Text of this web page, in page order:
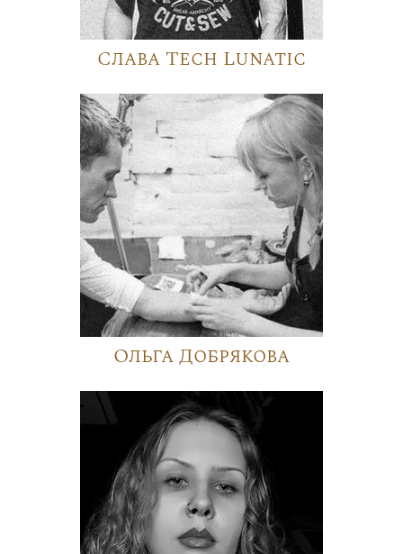
Слава Tech Lunatic
Ольга Добрякова